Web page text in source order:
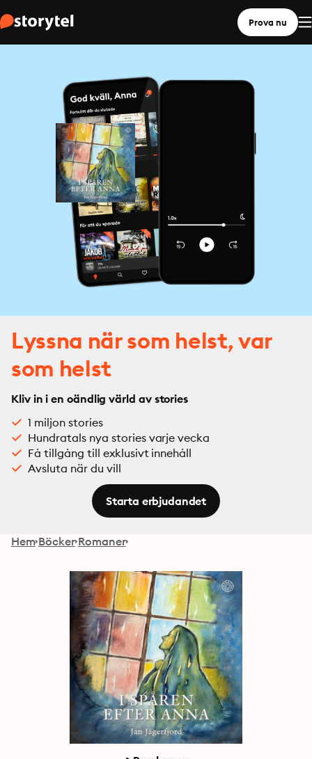
Prova nu
Lyssna när som helst, var
som helst
Kliv in i en oändlig värld av stories
1 miljon stories
Hundratals nya stories varje vecka
Få tillgång till exklusivt innehåll
Avsluta när du vill
Starta erbjudandet
Hem Böcker Romaner